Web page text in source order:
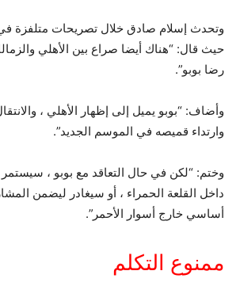
وتحدث إسلام صادق خلال تصريحات متلفزة في
حيث قال: “هناك أيضا صراع بين الأهلي
رضا بوبو”.
وأضاف: “بوبو يميل إلى إظهار الأهلي ،
وارتداء قميصه في الموسم الجديد”.
وختم: “لكن في حال التعاقد مع بوبو ،
داخل القلعة الحمراء ، أو سيغادر ليضمن
أساسي خارج أسوار الأحمر”.
ممنوع التكلم